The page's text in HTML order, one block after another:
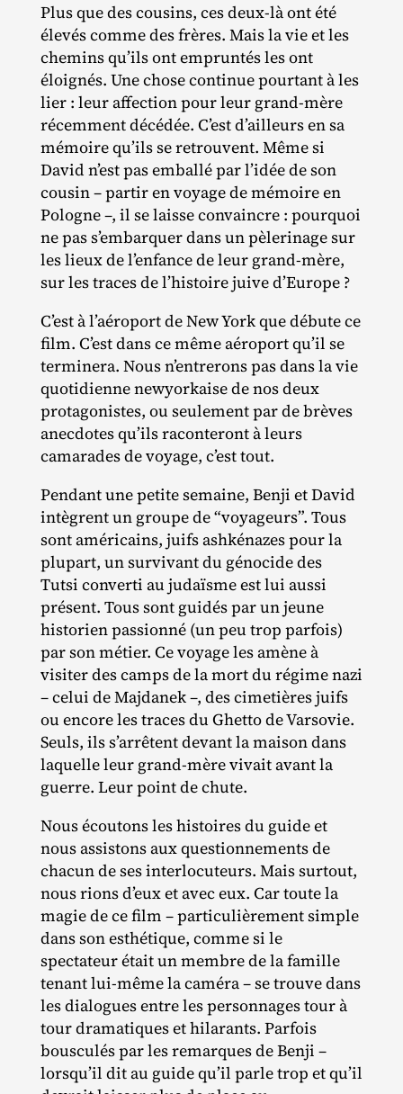
Plus que des cousins, ces deux‐​là ont été
élevés comme des frères. Mais la vie et les
chemins qu’ils ont empruntés les ont
éloignés. Une chose continue pourtant à les
lier : leur affection pour leur grand‐​mère
récemment décédée. C’est d’ailleurs en sa
mémoire qu’ils se retrouvent. Même si
David n’est pas emballé par l’idée de son
cousin – partir en voyage de mémoire en
Pologne –, il se laisse convaincre : pourquoi
ne pas s’embarquer dans un pèlerinage sur
les lieux de l’enfance de leur grand‐​mère,
sur les traces de l’histoire juive d’Europe ?
C’est à l’aéroport de New York que débute ce
film. C’est dans ce même aéroport qu’il se
terminera. Nous n’entrerons pas dans la vie
quotidienne newyorkaise de nos deux
protagonistes, ou seulement par de brèves
anecdotes qu’ils raconteront à leurs
camarades de voyage, c’est tout.
Pendant une petite semaine, Benji et David
intègrent un groupe de “voyageurs”. Tous
sont américains, juifs ashkénazes pour la
plupart, un survivant du génocide des
Tutsi converti au judaïsme est lui aussi
présent. Tous sont guidés par un jeune
historien passionné (un peu trop parfois)
par son métier. Ce voyage les amène à
visiter des camps de la mort du régime nazi
– celui de Majdanek –, des cimetières juifs
ou encore les traces du Ghetto de Varsovie.
Seuls, ils s’arrêtent devant la maison dans
laquelle leur grand‐​mère vivait avant la
guerre. Leur point de chute.
Nous écoutons les histoires du guide et
nous assistons aux questionnements de
chacun de ses interlocuteurs. Mais surtout,
nous rions d’eux et avec eux. Car toute la
magie de ce film – particulièrement simple
dans son esthétique, comme si le
spectateur était un membre de la famille
tenant lui‐​même la caméra – se trouve dans
les dialogues entre les personnages tour à
tour dramatiques et hilarants. Parfois
bousculés par les remarques de Benji –
lorsqu’il dit au guide qu’il parle trop et qu’il